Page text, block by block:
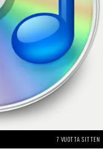
7 VUOTTA SITTEN